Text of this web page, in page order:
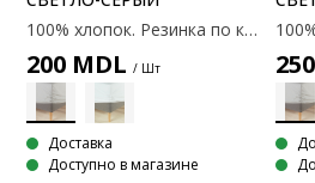
100% хлопок. Резинка по краям. С эластичными углами. 90х200х35 см
200 MDL / Шт
Доставка
Доступно в магазине
250